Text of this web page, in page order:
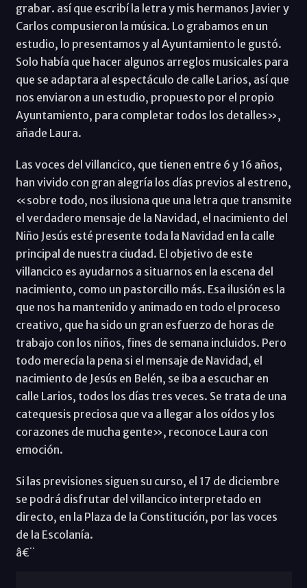
grabar. así que escribí la letra y mis hermanos Javier y
Carlos compusieron la música. Lo grabamos en un
estudio, lo presentamos y al Ayuntamiento le gustó.
Solo había que hacer algunos arreglos musicales para
que se adaptara al espectáculo de calle Larios, así que
nos enviaron a un estudio, propuesto por el propio
Ayuntamiento, para completar todos los detalles»,
añade Laura.
Las voces del villancico, que tienen entre 6 y 16 años,
han vivido con gran alegría los días previos al estreno,
«sobre todo, nos ilusiona que una letra que transmite
el verdadero mensaje de la Navidad, el nacimiento del
Niño Jesús esté presente toda la Navidad en la calle
principal de nuestra ciudad. El objetivo de este
villancico es ayudarnos a situarnos en la escena del
nacimiento, como un pastorcillo más. Esa ilusión es la
que nos ha mantenido y animado en todo el proceso
creativo, que ha sido un gran esfuerzo de horas de
trabajo con los niños, fines de semana incluidos. Pero
todo merecía la pena si el mensaje de Navidad, el
nacimiento de Jesús en Belén, se iba a escuchar en
calle Larios, todos los días tres veces. Se trata de una
catequesis preciosa que va a llegar a los oídos y los
corazones de mucha gente», reconoce Laura con
emoción.
Si las previsiones siguen su curso, el 17 de diciembre
se podrá disfrutar del villancico interpretado en
directo, en la Plaza de la Constitución, por las voces
de la Escolanía.
â€¨